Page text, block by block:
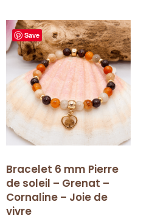
Save
Bracelet 6 mm Pierre
de soleil – Grenat –
Cornaline – Joie de
vivre